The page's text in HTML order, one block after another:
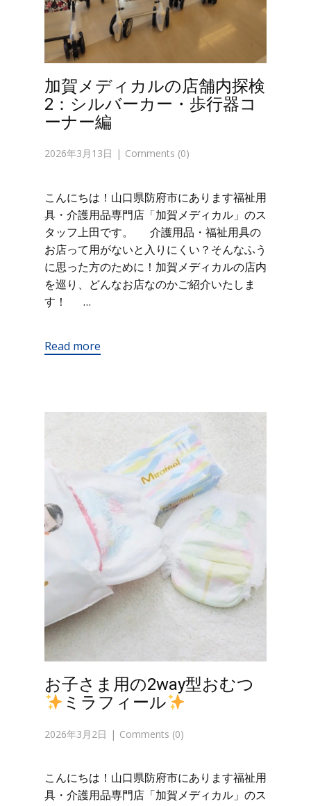
加賀メディカルの店舗内探検
2：シルバーカー・歩行器コ
ーナー編
2026年3月13日 Comments (0)
こんにちは！山口県防府市にあります福祉用
具・介護用品専門店「加賀メディカル」のス
タッフ上田です。 介護用品・福祉用具の
お店って用がないと入りにくい？そんなふう
に思った方のために！加賀メディカルの店内
を巡り、どんなお店なのかご紹介いたしま
す！ …
Read more
お子さま用の2way型おむつ
ミラフィール
2026年3月2日 Comments (0)
こんにちは！山口県防府市にあります福祉用
具・介護用品専門店「加賀メディカル」のス